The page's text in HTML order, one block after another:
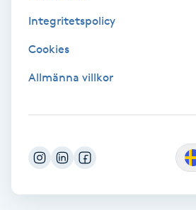
Fet hårbotten
Fillers
Integritetspolicy
Cookies
Allmänna villkor